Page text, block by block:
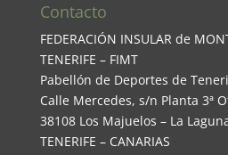
Contacto
FEDERACIÓN INSULAR de
TENERIFE – FIMT
Pabellón de Deportes de
Calle Mercedes, s/n Planta 3ª
38108 Los Majuelos – La
TENERIFE – CANARIAS